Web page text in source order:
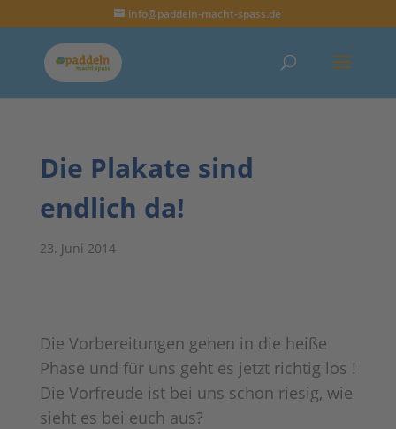
info@paddeln-macht-spass.de
Die Plakate sind
endlich da!
23. Juni 2014
Die Vorbereitungen gehen in die heiße
Phase und für uns geht es jetzt richtig los !
Die Vorfreude ist bei uns schon riesig, wie
sieht es bei euch aus?